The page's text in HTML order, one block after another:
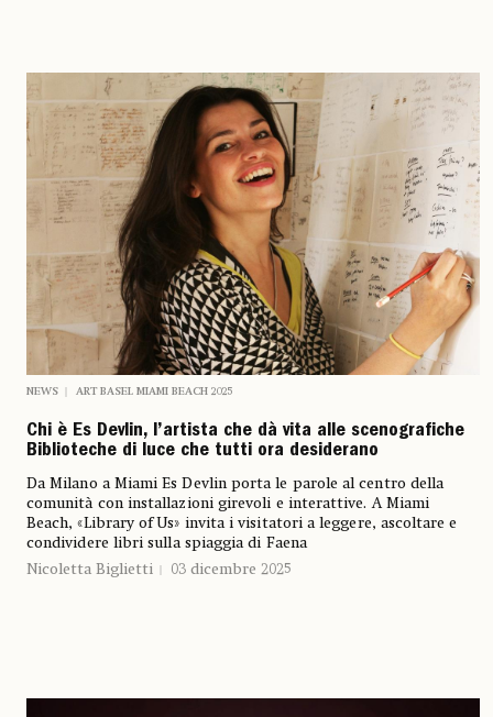
NEWS ART BASEL MIAMI BEACH 2025
Chi è Es Devlin, l’artista che dà vita alle scenografiche
Biblioteche di luce che tutti ora desiderano
Da Milano a Miami Es Devlin porta le parole al centro della
comunità con installazioni girevoli e interattive. A Miami
Beach, «Library of Us» invita i visitatori a leggere, ascoltare e
condividere libri sulla spiaggia di Faena
Nicoletta Biglietti
03 dicembre 2025